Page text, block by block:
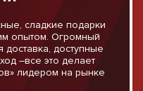
сладкие подарки
опытом. Огромный
доставка, доступные
–все это делает
лидером на рынке
28 лет. Спасибо, что
- счастливые
подарков. 28 лет
еще более
вам.